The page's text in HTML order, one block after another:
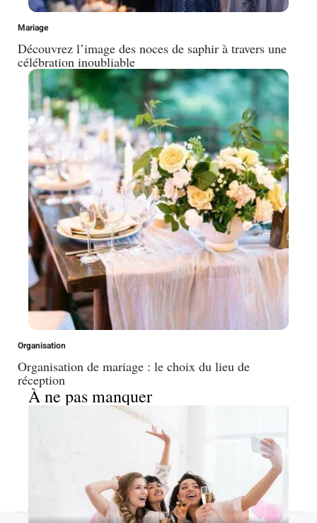
Mariage
Découvrez l’image des noces de saphir à travers une
célébration inoubliable
Organisation
Organisation de mariage : le choix du lieu de
réception
À ne pas manquer